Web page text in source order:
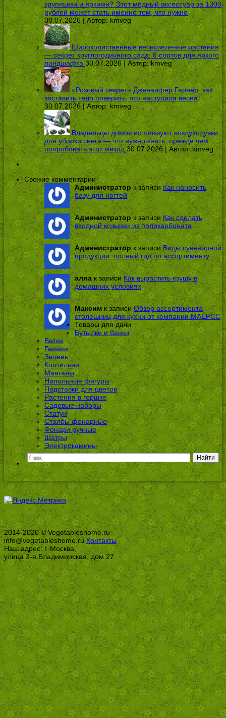
крупными и яркими? Этот медный аксессуар за 1300
рублей может стать именно тем, что нужно
30.07.2026 | Автор: kmveg
Широколиственные вечнозеленые растения
— секрет круглогодичного сада: 8 сортов для яркого
ландшафта 30.07.2026 | Автор:kmveg
«Розовый секрет» Дженнифер Гарнер: как
заставить тело поверить, что наступила весна
30.07.2026 | Автор: kmveg
Владельцы домов используют воздуходувки
для уборки снега — что нужно знать, прежде чем
попробовать этот метод 30.07.2026 | Автор:kmveg
Свежие комментарии
Администратор к записиКак наносить
базу для ногтей
Администраторк записи Как сделать
входной козырек из поликарбоната
Администраторк записи Виды сувенирной
продукции: полный гид по ассортименту
алла к записи Как вырастить грушу в
домашних условиях
Максим к записиОбзор ассортимента
столешниц для кухни от компании МАЕРСС
Товары для дачи
Бутылки и банки
Ветки
Гамаки
Зелень
Коптильни
Мангалы
Напольные фигуры
Подставки для цветов
Растения в горшке
Садовые наборы
Статуи
Столбы фонарные
Фонари ручные
Шатры
Электрокамины
2014-2020 © Vegetableshome.ru
info@vegetableshome.ru Контакты
Наш адрес: г. Москва,
улица 3-я Владимирская, дом 27